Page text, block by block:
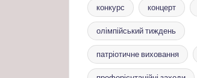
конкурс концерт
олімпійський тиждень
патріотичне виховання